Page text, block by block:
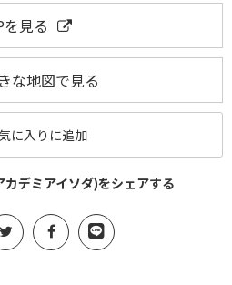
を見る
な地図で見る
に入りに追加
カデミアイソダ)をシェアする